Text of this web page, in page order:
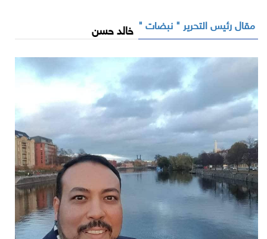
مقال رئيس التحرير " نبضات " خالد حسن